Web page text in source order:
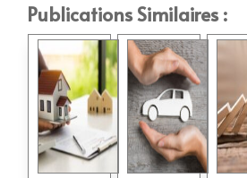
Publications Similaires :